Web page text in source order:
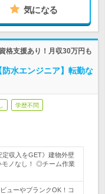
気になる
格支援あり！月収30万円も
水エンジニア】転勤な
学歴不問
定収入をGET》建物外壁
ノなし！ ◎チーム作業
ューやブランクOK！コ